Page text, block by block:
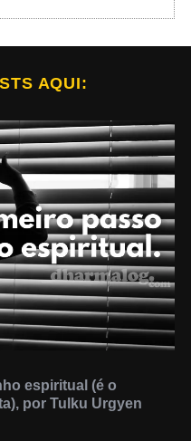
AQUI:
espiritual (é o
por Tulku Urgyen